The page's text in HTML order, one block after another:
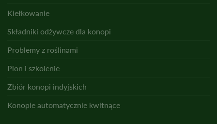
Kiełkowanie
Składniki odżywcze dla konopi
Problemy z roślinami
Plon i szkolenie
Zbiór konopi indyjskich
Konopie automatycznie kwitnące